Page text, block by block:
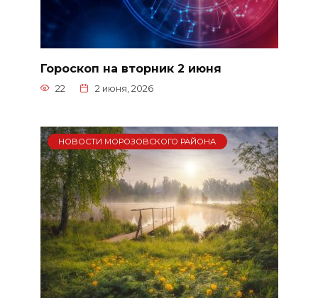
Гороскоп на вторник 2 июня
22 2 июня, 2026
НОВОСТИ МОРОЗОВСКОГО РАЙОНА